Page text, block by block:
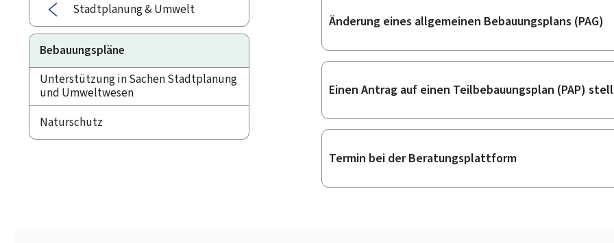
Stadtplanung & Umwelt
Bebauungspläne
Unterstützung in Sachen Stadtplanung
und Umweltwesen
Naturschutz
Unterrubriken
Änderung eines allgemeinen Bebauungsplans (PAG)
Einen Antrag auf einen Teilbebauungsplan (PAP)
Termin bei der Beratungsplattform